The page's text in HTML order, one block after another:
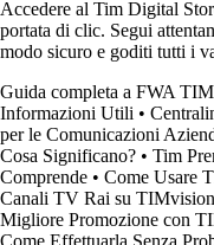
Accedere al Tim Digital
portata di clic. Segui
modo sicuro e goditi tutti i
Guida completa a FWA
Informazioni Utili •
per le Comunicazioni
Cosa Significano? • Tim
Comprende • Come Usare
Canali TV Rai su TIMvision
Migliore Promozione con
Come Effettuarla Senza